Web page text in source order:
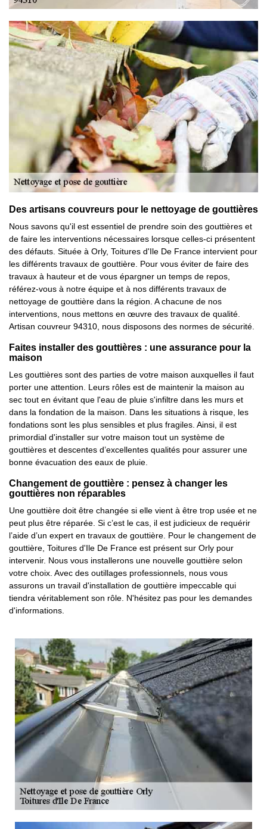
Des artisans couvreurs pour le nettoyage de gouttières
Nous savons qu'il est essentiel de prendre soin des gouttières et
de faire les interventions nécessaires lorsque celles-ci présentent
des défauts. Située à Orly, Toitures d'Ile De France intervient pour
les différents travaux de gouttière. Pour vous éviter de faire des
travaux à hauteur et de vous épargner un temps de repos,
référez-vous à notre équipe et à nos différents travaux de
nettoyage de gouttière dans la région. A chacune de nos
interventions, nous mettons en œuvre des travaux de qualité.
Artisan couvreur 94310, nous disposons des normes de sécurité.
Faites installer des gouttières : une assurance pour la
maison
Les gouttières sont des parties de votre maison auxquelles il faut
porter une attention. Leurs rôles est de maintenir la maison au
sec tout en évitant que l'eau de pluie s'infiltre dans les murs et
dans la fondation de la maison. Dans les situations à risque, les
fondations sont les plus sensibles et plus fragiles. Ainsi, il est
primordial d'installer sur votre maison tout un système de
gouttières et descentes d’excellentes qualités pour assurer une
bonne évacuation des eaux de pluie.
Changement de gouttière : pensez à changer les
gouttières non réparables
Une gouttière doit être changée si elle vient à être trop usée et ne
peut plus être réparée. Si c’est le cas, il est judicieux de requérir
l’aide d’un expert en travaux de gouttière. Pour le changement de
gouttière, Toitures d'Ile De France est présent sur Orly pour
intervenir. Nous vous installerons une nouvelle gouttière selon
votre choix. Avec des outillages professionnels, nous vous
assurons un travail d'installation de gouttière impeccable qui
tiendra véritablement son rôle. N'hésitez pas pour les demandes
d'informations.